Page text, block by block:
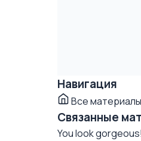
Навигация
Все
Связанные
You look